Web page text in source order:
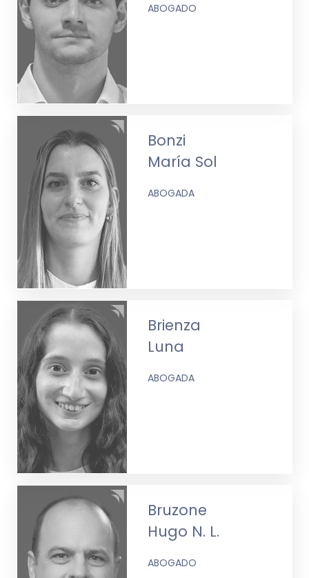
ABOGADO
Bonzi
María Sol
ABOGADA
Brienza
Luna
ABOGADA
Bruzone
Hugo N. L.
ABOGADO